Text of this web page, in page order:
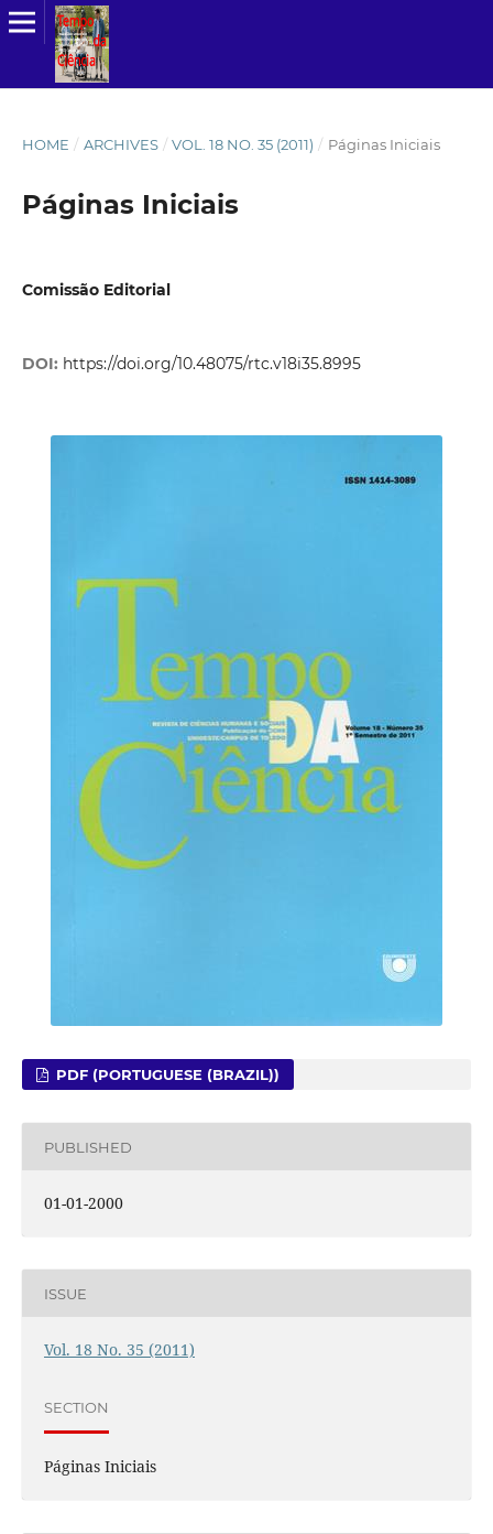
HOME / ARCHIVES / VOL. 18 NO. 35 (2011) / Páginas Iniciais
Páginas Iniciais
Comissão Editorial
DOI: https://doi.org/10.48075/rtc.v18i35.8995
PDF (PORTUGUESE (BRAZIL))
PUBLISHED
01-01-2000
ISSUE
Vol. 18 No. 35 (2011)
SECTION
Páginas Iniciais